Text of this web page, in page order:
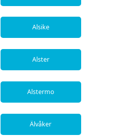
Alsike
Alster
Alstermo
Älvåker